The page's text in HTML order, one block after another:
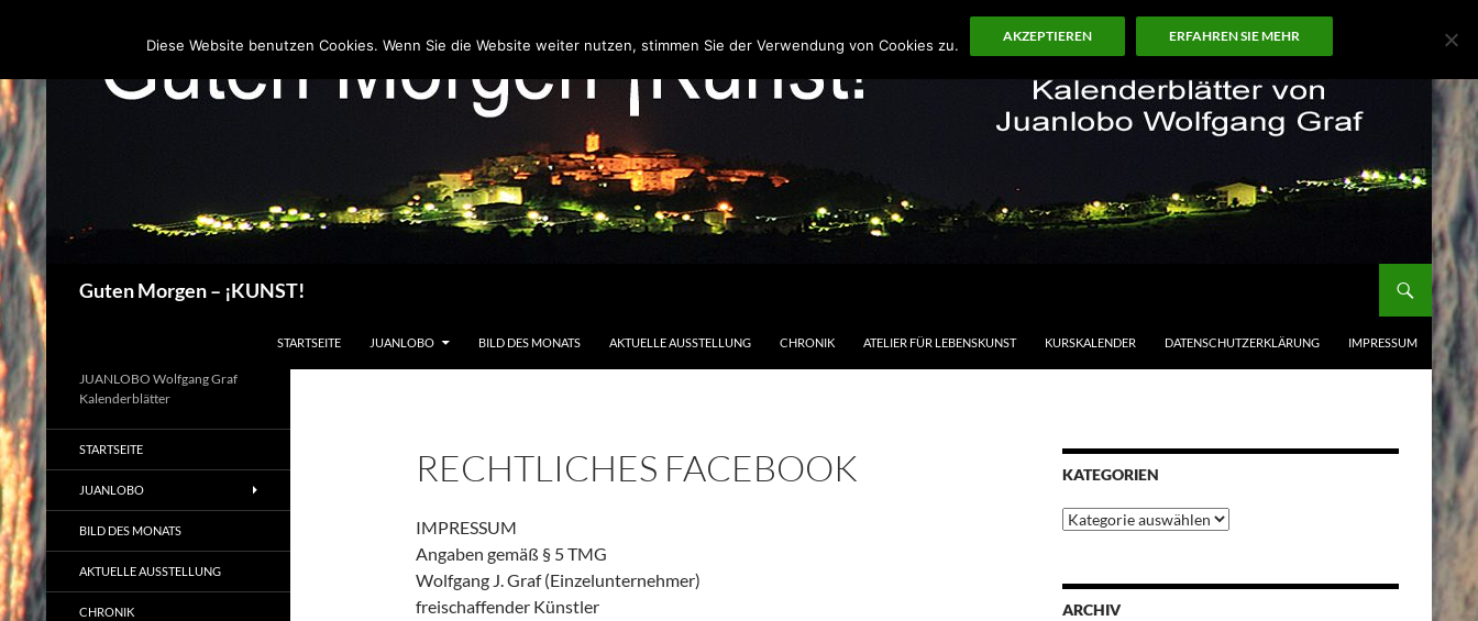
Guten Morgen – ¡KUNST!
STARTSEITE JUANLOBO BILD DES MONATS AKTUELLE AUSSTELLUNG CHRONIK ATELIER FÜR LEBENSKUNST KURSKALENDER DATENSCHUTZERKLÄRUNG IMPRESSUM
RECHTLICHES FACEBOOK
IMPRESSUM
Angaben gemäß § 5 TMG
Wolfgang J. Graf (Einzelunternehmer)
freischaffender Künstler
KATEGORIEN
Kategorien
ARCHIV
JUANLOBO Wolfgang Graf
Kalenderblätter
STARTSEITE
JUANLOBO
BILD DES MONATS
AKTUELLE AUSSTELLUNG
CHRONIK
Diese Website benutzen Cookies. Wenn Sie die Website weiter nutzen, stimmen Sie der Verwendung von Cookies zu.
AKZEPTIEREN ERFAHREN SIE MEHR